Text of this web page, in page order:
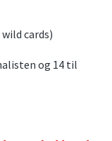
cards)
og 14 til